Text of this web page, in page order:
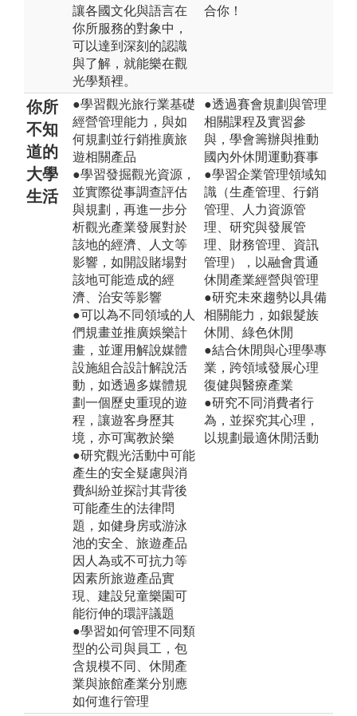
讓各國文化與語言在
你所服務的對象中，
可以達到深刻的認識
與了解，就能樂在觀
光學類裡。
合你！
你所
不知
道的
大學
生活
●學習觀光旅行業基礎
經營管理能力，與如
何規劃並行銷推廣旅
遊相關產品
●學習發掘觀光資源，
並實際從事調查評估
與規劃，再進一步分
析觀光產業發展對於
該地的經濟、人文等
影響，如開設賭場對
該地可能造成的經
濟、治安等影響
●可以為不同領域的人
們規畫並推廣娛樂計
畫，並運用解說媒體
設施組合設計解說活
動，如透過多媒體規
劃一個歷史重現的遊
程，讓遊客身歷其
境，亦可寓教於樂
●研究觀光活動中可能
產生的安全疑慮與消
費糾紛並探討其背後
可能產生的法律問
題，如健身房或游泳
池的安全、旅遊產品
因人為或不可抗力等
因素所旅遊產品實
現、建設兒童樂園可
能衍伸的環評議題
●學習如何管理不同類
型的公司與員工，包
含規模不同、休閒產
業與旅館產業分別應
如何進行管理
●透過賽會規劃與管理
相關課程及實習參
與，學會籌辦與推動
國內外休閒運動賽事
●學習企業管理領域知
識（生產管理、行銷
管理、人力資源管
理、研究與發展管
理、財務管理、資訊
管理），以融會貫通
休閒產業經營與管理
●研究未來趨勢以具備
相關能力，如銀髮族
休閒、綠色休閒
●結合休閒與心理學專
業，跨領域發展心理
復健與醫療產業
●研究不同消費者行
為，並探究其心理，
以規劃最適休閒活動